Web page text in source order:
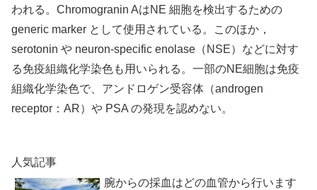
われる。Chromogranin AはNE 細胞を検出するための
generic marker として使用されている。このほか，
serotonin や neuron-specific enolase（NSE）などに対す
る免疫組織化学染色も用いられる。一部のNE細胞は免疫
組織化学染色で、アンドロゲン受容体（androgen
receptor：AR）や PSA の発現を認めない。
人気記事
腕からの採血はどの血管から行います